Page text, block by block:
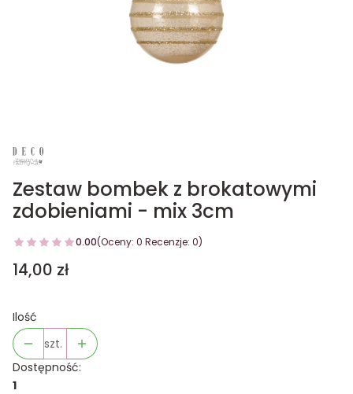
Zestaw bombek z brokatowymi
zdobieniami - mix 3cm
0.00(Oceny: 0 Recenzje: 0)
Cena
14,00 zł
Ilość
szt.
Dostępność:
1